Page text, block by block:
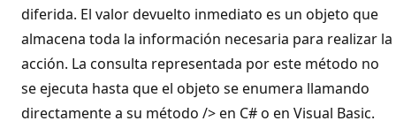
diferida. El valor devuelto inmediato es un objeto que
almacena toda la información necesaria para realizar la
acción. La consulta representada por este método no
se ejecuta hasta que el objeto se enumera llamando
directamente a su método />en C# o en Visual Basic.